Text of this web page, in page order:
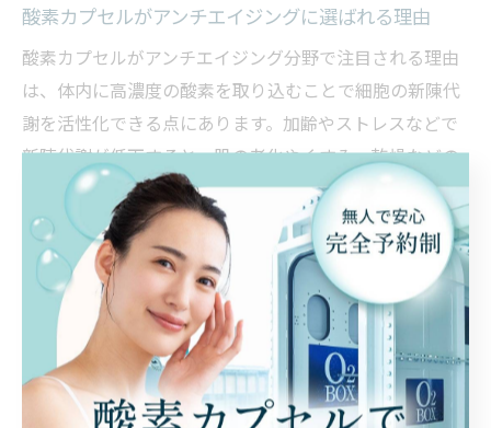
酸素カプセルがアンチエイジングに選ばれる理由
酸素カプセルがアンチエイジング分野で注目される理由
は、体内に高濃度の酸素を取り込むことで細胞の新陳代
謝を活性化できる点にあります。加齢やストレスなどで
新陳代謝が低下すると、肌の老化やくすみ、乾燥などの
トラブルが起こりやすくなりますが、酸素カプセルを利
用することでこれらの悩みをサポートできるとされてい
ます。
実際に酸素カプセルを利用した方からは「肌のハリやツ
ヤが出た」「疲労回復も感じる」といった声も多く、エ
イジングケアと日常の美肌サポートを同時に叶えたい方
に適しています。特に、定期的に酸素カプセルを利用す